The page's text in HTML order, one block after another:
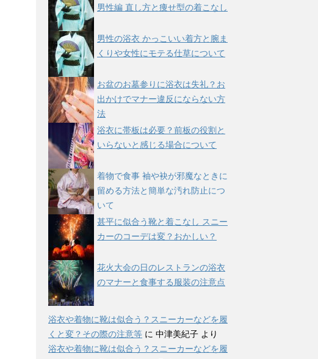
男性編 直し方と痩せ型の着こなし
男性の浴衣 かっこいい着方と腕ま
くりや女性にモテる仕草について
お盆のお墓参りに浴衣は失礼？お
出かけでマナー違反にならない方
法
浴衣に帯板は必要？前板の役割と
いらないと感じる場合について
着物で食事 袖や袂が邪魔なときに
留める方法と簡単な汚れ防止につ
いて
甚平に似合う靴と着こなし スニー
カーのコーデは変？おかしい？
花火大会の日のレストランの浴衣
のマナーと食事する服装の注意点
浴衣や着物に靴は似合う？スニーカーなどを履
くと変？その際の注意等 に 中津美紀子 より
浴衣や着物に靴は似合う？スニーカーなどを履